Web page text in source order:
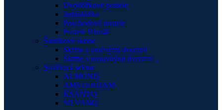
Dvojlôžkové postele
Jednolôžka
Poschodové postele
Postele Blanář
Šatníkové skrine
Skrine s otočnými dverami
Skrine s posuvnými dverami
Spálňový sektor
ALMOND
AMSTERDAM
KSANTO
SILVANO